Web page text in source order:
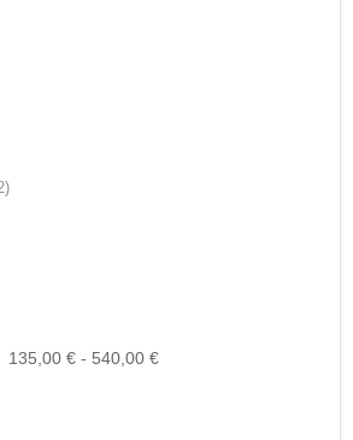
135,00 € - 540,00 €